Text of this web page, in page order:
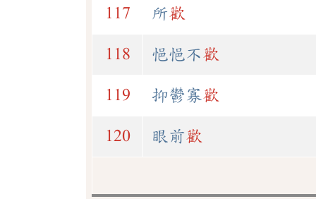
117 所歡
118 悒悒不歡
119 抑鬱寡歡
120 眼前歡